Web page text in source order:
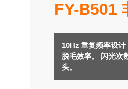
FY-B501
10Hz 重复频率设
脱毛效率。 闪光次
头。